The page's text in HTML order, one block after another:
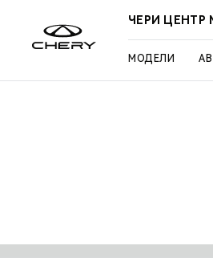
ЧЕРИ
МОДЕЛИ